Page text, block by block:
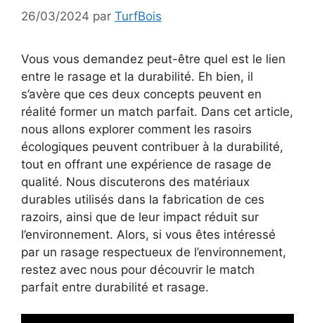
26/03/2024 par TurfBois
Vous vous demandez peut-être quel est le lien
entre le rasage et la durabilité. Eh bien, il
s’avère que ces deux concepts peuvent en
réalité former un match parfait. Dans cet article,
nous allons explorer comment les rasoirs
écologiques peuvent contribuer à la durabilité,
tout en offrant une expérience de rasage de
qualité. Nous discuterons des matériaux
durables utilisés dans la fabrication de ces
razoirs, ainsi que de leur impact réduit sur
l’environnement. Alors, si vous êtes intéressé
par un rasage respectueux de l’environnement,
restez avec nous pour découvrir le match
parfait entre durabilité et rasage.